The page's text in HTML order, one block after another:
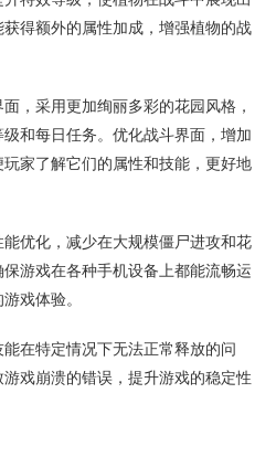
得额外的属性加成，增强植物的战
，采用更加绚丽多彩的花园风格，
和每日任务。优化战斗界面，增加
家了解它们的属性和技能，更好地
优化，减少在大规模僵尸进攻和花
游戏在各种手机设备上都能流畅运
戏体验。
在特定情况下无法正常释放的问
戏崩溃的错误，提升游戏的稳定性